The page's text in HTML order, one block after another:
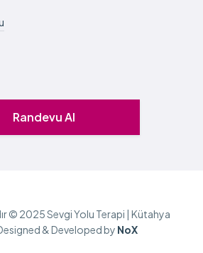
Randevu Al
© 2025 Sevgi Yolu Terapi | Kütahya
& Developed by NoX